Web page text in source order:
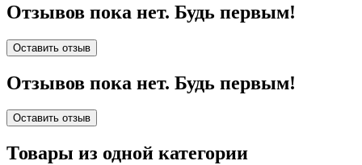
Отзывов пока нет. Будь первым!
Оставить отзыв
Отзывов пока нет. Будь первым!
Оставить отзыв
Товары из одной категории